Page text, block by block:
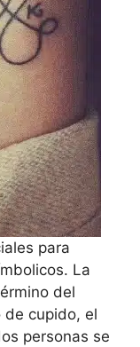
para
La
del
de cupido, el
personas se